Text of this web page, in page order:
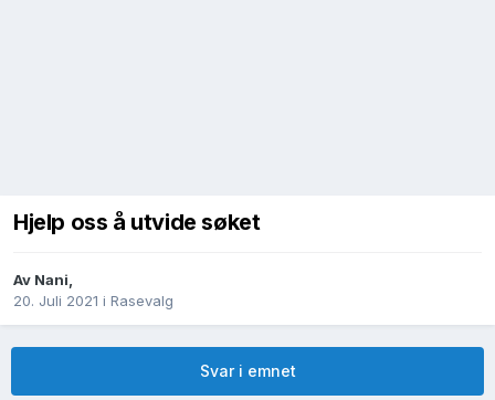
Hjelp oss å utvide søket
Av Nani,
20. Juli 2021 i Rasevalg
Svar i emnet